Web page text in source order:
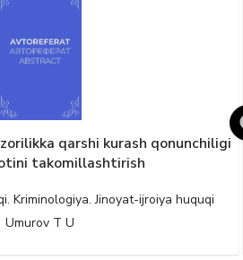
qarshi kurash qonunchiligi
takomillashtirish
Kriminologiya. Jinoyat-ijroiya huquqi
Umurov T U